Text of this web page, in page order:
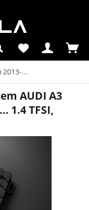
2013-...
AUDI A3
1.4 TFSI,